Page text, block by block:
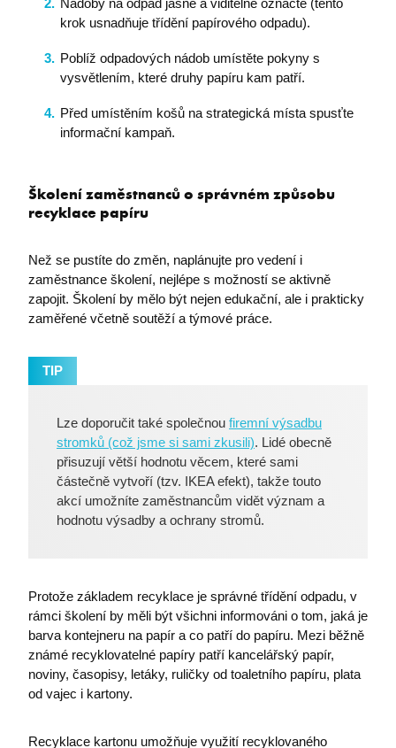
Nádoby na odpad jasně a viditelně označte (tento
krok usnadňuje třídění papírového odpadu).
Poblíž odpadových nádob umístěte pokyny s
vysvětlením, které druhy papíru kam patří.
Před umístěním košů na strategická místa spusťte
informační kampaň.
Školení zaměstnanců o správném způsobu
recyklace papíru
Než se pustíte do změn, naplánujte pro vedení i
zaměstnance školení, nejlépe s možností se aktivně
zapojit. Školení by mělo být nejen edukační, ale i prakticky
zaměřené včetně soutěží a týmové práce.
TIP
Lze doporučit také společnou firemní výsadbu
stromků (což jsme si sami zkusili). Lidé obecně
přisuzují větší hodnotu věcem, které sami
částečně vytvoří (tzv. IKEA efekt), takže touto
akcí umožníte zaměstnancům vidět význam a
hodnotu výsadby a ochrany stromů.
Protože základem recyklace je správné třídění odpadu, v
rámci školení by měli být všichni informováni o tom, jaká je
barva kontejneru na papír a co patří do papíru. Mezi běžně
známé recyklovatelné papíry patří kancelářský papír,
noviny, časopisy, letáky, ruličky od toaletního papíru, plata
od vajec i kartony.
Recyklace kartonu umožňuje využití recyklovaného
Marketing
Funkční soubory
Nezbytně nutné soubory cookie umožňují základní
funkce webových stránek, jako je přihlášení
uživatele a správa účtu. Webové stránky nelze bez
Název
welcomePopup eshop.premocz.eu
I6COMPARECOUNT eshop.premocz.eu
I6_FRMMEM eshop.premocz.eu
I6COMMANDET eshop.premocz.eu
osobních údajů společnosti Google.